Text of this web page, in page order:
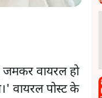
वायरल हो
वायरल पोस्ट के